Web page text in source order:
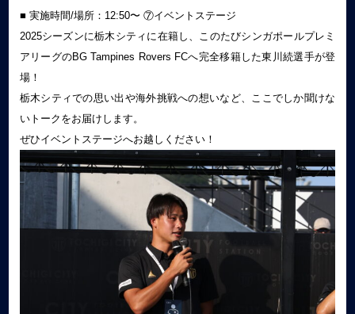
■ 実施時間/場所：12:50〜 ⑦イベントステージ
2025シーズンに栃木シティに在籍し、このたびシンガポールプレミ
アリーグのBG Tampines Rovers FCへ完全移籍した東川続選手が登
場！
栃木シティでの思い出や海外挑戦への想いなど、ここでしか聞けな
いトークをお届けします。
ぜひイベントステージへお越しください！